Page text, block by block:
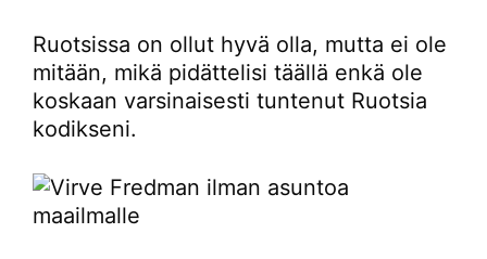
Ruotsissa on ollut hyvä olla, mutta ei ole
mitään, mikä pidättelisi täällä enkä ole
koskaan varsinaisesti tuntenut Ruotsia
kodikseni.